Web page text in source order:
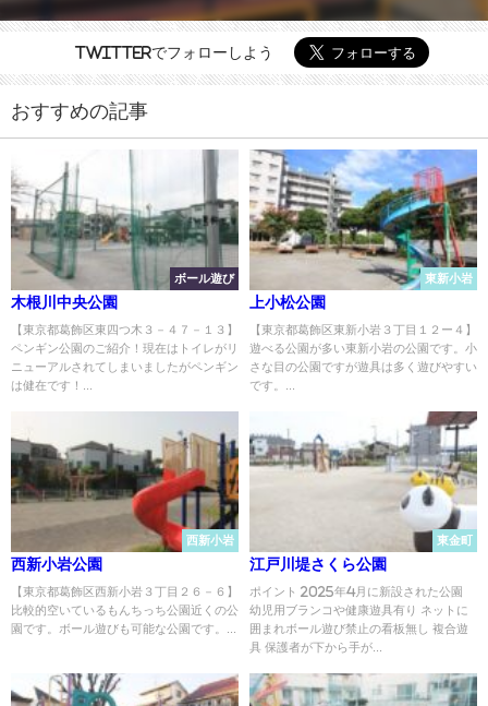
Twitterでフォローしよう
おすすめの記事
ボール遊び
木根川中央公園
【東京都葛飾区東四つ木３－４７－１３】
ペンギン公園のご紹介！現在はトイレがリ
ニューアルされてしまいましたがペンギン
は健在です！...
東新小岩
上小松公園
【東京都葛飾区東新小岩３丁目１２ー４】
遊べる公園が多い東新小岩の公園です。小
さな目の公園ですが遊具は多く遊びやすい
です。...
西新小岩
西新小岩公園
【東京都葛飾区西新小岩３丁目２６－６】
比較的空いているもんちっち公園近くの公
園です。ボール遊びも可能な公園です。...
東金町
江戸川堤さくら公園
ポイント 2025年4月に新設された公園
幼児用ブランコや健康遊具有り ネットに
囲まれボール遊び禁止の看板無し 複合遊
具 保護者が下から手が...